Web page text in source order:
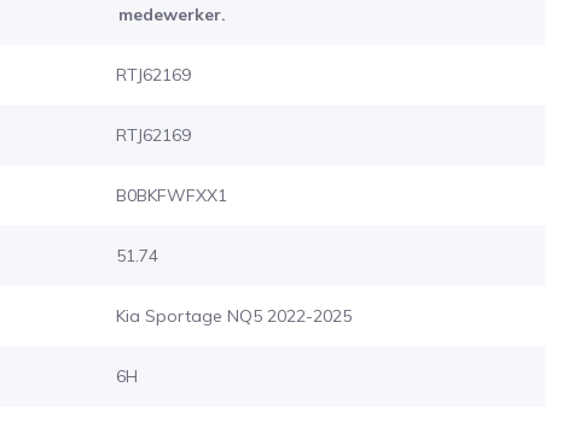
medewerker.
RTJ62169
RTJ62169
B0BKFWFXX1
51.74
Kia Sportage NQ5 2022-2025
6H